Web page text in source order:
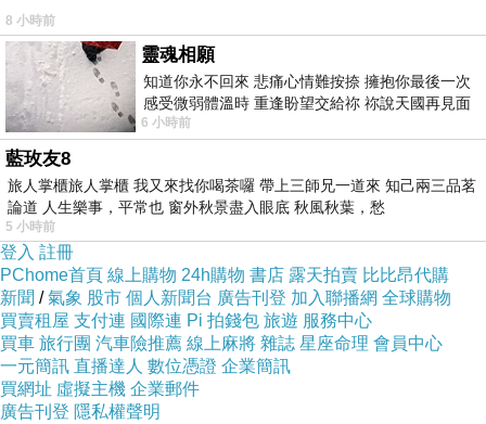
8 小時前
靈魂相願
知道你永不回來 悲痛心情難按捺 擁抱你最後一次
感受微弱體溫時 重逢盼望交給祢 祢說天國再見面
此刻忍淚說別離 他日靈魂再
6 小時前
藍玫友8
旅人掌櫃旅人掌櫃 我又來找你喝茶囉 帶上三師兄一道來 知己兩三品茗
論道 人生樂事，平常也 窗外秋景盡入眼底 秋風秋葉，愁
5 小時前
登入 註冊
PChome首頁 線上購物 24h購物 書店 露天拍賣 比比昂代購
新聞 /氣象 股市 個人新聞台 廣告刊登 加入聯播網 全球購物
買賣租屋 支付連 國際連 Pi 拍錢包 旅遊 服務中心
買車 旅行團 汽車險推薦 線上麻將 雜誌 星座命理 會員中心
一元簡訊 直播達人 數位憑證 企業簡訊
買網址 虛擬主機 企業郵件
廣告刊登 隱私權聲明